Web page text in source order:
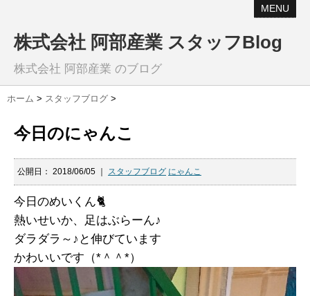
MENU
株式会社 阿部産業 スタッフBlog
株式会社 阿部産業 のブログ
ホーム > スタッフブログ >
今日のにゃんこ
公開日： 2018/06/05 スタッフブログ にゃんこ
今日のめいくん🐈
熱いせいか、足はぶらーん♪
ダラダラ～♪と伸びています
かわいいです（*＾＾*）